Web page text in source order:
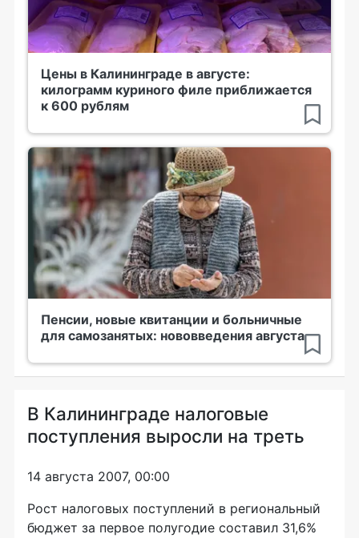
Цены в Калининграде в августе:
килограмм куриного филе приближается
к 600 рублям
Пенсии, новые квитанции и больничные
для самозанятых: нововведения августа
В Калининграде налоговые
поступления выросли на треть
14 августа 2007, 00:00
Рост налоговых поступлений в региональный
бюджет за первое полугодие составил 31,6%